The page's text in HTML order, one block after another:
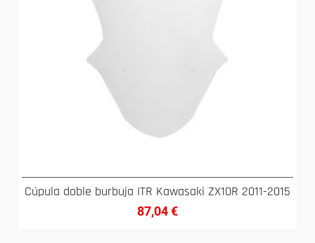
Cúpula doble burbuja ITR Kawasaki ZX10R 2011-2015
87,04€